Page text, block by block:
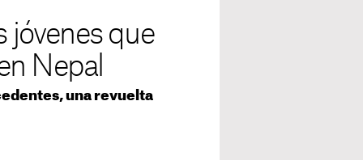
jóvenes que
Nepal
una revuelta